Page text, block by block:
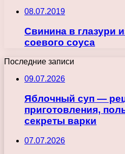
08.07.2019
Свинина в глазури
соевого соуса
Последние записи
09.07.2026
Яблочный суп —
приготовления,
секреты варки
07.07.2026